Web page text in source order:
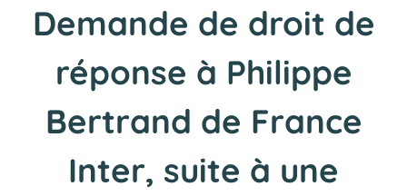
Demande de droit de
réponse à Philippe
Bertrand de France
Inter, suite à une